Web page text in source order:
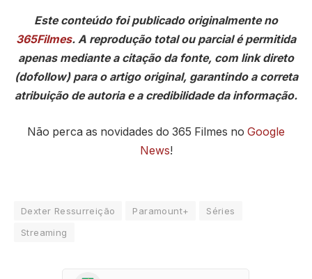
Este conteúdo foi publicado originalmente no
365Filmes. A reprodução total ou parcial é permitida
apenas mediante a citação da fonte, com link direto
(dofollow) para o artigo original, garantindo a correta
atribuição de autoria e a credibilidade da informação.
Não perca as novidades do 365 Filmes no Google
News!
Dexter Ressurreição Paramount+
Séries
Streaming